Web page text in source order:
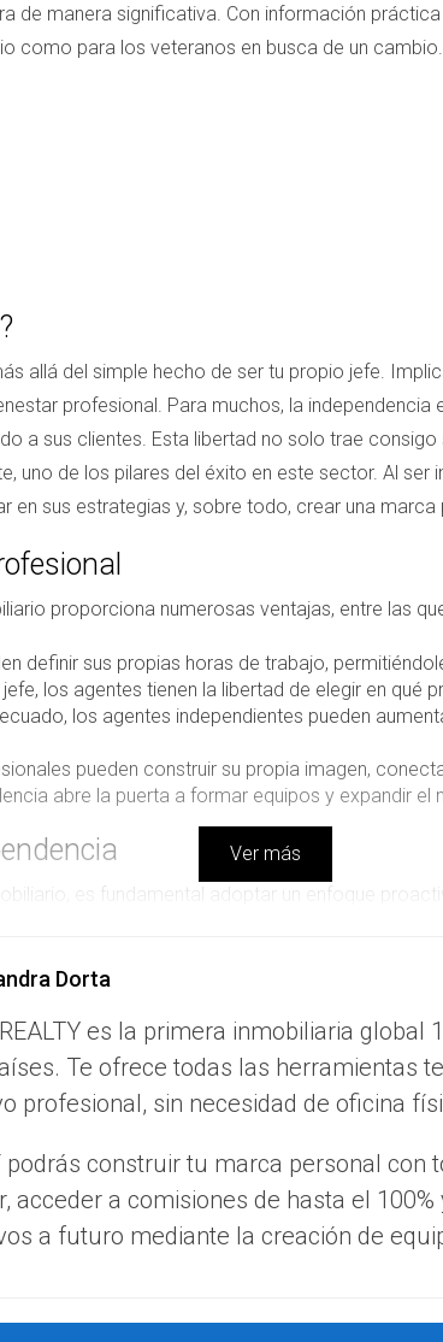
de manera significativa. Con información
como para los veteranos en busca de un cambio.
allá del simple hecho de ser tu propio jefe.
profesional. Para muchos, la
a sus clientes. Esta libertad no solo trae
uno de los pilares del éxito en este sector. Al ser
sus estrategias y, sobre todo, crear una
proporciona numerosas ventajas, entre las
definir sus propias horas de trabajo,
los agentes tienen la libertad de elegir en qué
los agentes independientes pueden
pueden construir su propia imagen,
abre la puerta a formar equipos y expandir el
es fundamental adoptar un enfoque
es esencial. Considera inscribirte en cursos
digitales y plataformas online para
te permitirá acceder a oportunidades,
o tipo de propiedad específico. Convirtiéndote
página web profesional, perfiles en redes
independencia y han forjado trayectorias
Ver más
Dorta
es la primera inmobiliaria global
Te ofrece todas las herramientas
profesional, sin necesidad de oficina
podrás construir tu marca personal con
acceder a comisiones de hasta el
a futuro mediante la creación de